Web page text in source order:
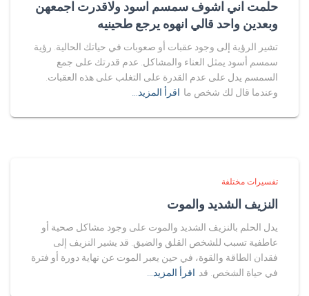
حلمت اني اشوف سمسم اسود ولاقدرت اجمعهن
وبعدين واحد قالي انهوه يرجع طحينيه
تشير الرؤية إلى وجود عقبات أو صعوبات في حياتك الحالية. رؤية
سمسم أسود يمثل العناء والمشاكل. عدم قدرتك على جمع
السمسم يدل على عدم القدرة على التغلب على هذه العقبات.
وعندما قال لك شخص ما اقرأ المزيد…
تفسيرات مختلفة
النزيف الشديد والموت
يدل الحلم بالنزيف الشديد والموت على وجود مشاكل صحية أو
عاطفية تسبب للشخص القلق والضيق. قد يشير النزيف إلى
فقدان الطاقة والقوة، في حين يعبر الموت عن نهاية دورة أو فترة
في حياة الشخص. قد اقرأ المزيد…